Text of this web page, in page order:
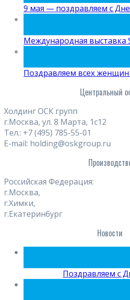
9 мая — поздравляем с
Международная выставка
Поздравляем всех женщин
Центральный
Холдинг ОСК групп
г.Москва, ул. 8 Марта, 1с12
Тел.: +7 (495) 785-55-01
E-mail: holding@oskgroup.ru
Российская Федерация:
г.Москва,
г.Химки,
г.Екатеринбург
Новости
Поздравляем с